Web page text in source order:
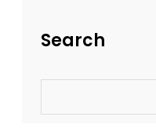
Search